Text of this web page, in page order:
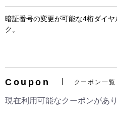
お買い物を続ける
暗証番号の変更が可能な4桁ダイ
ク。
Coupon クーポン一覧
現在利用可能なクーポンがあ